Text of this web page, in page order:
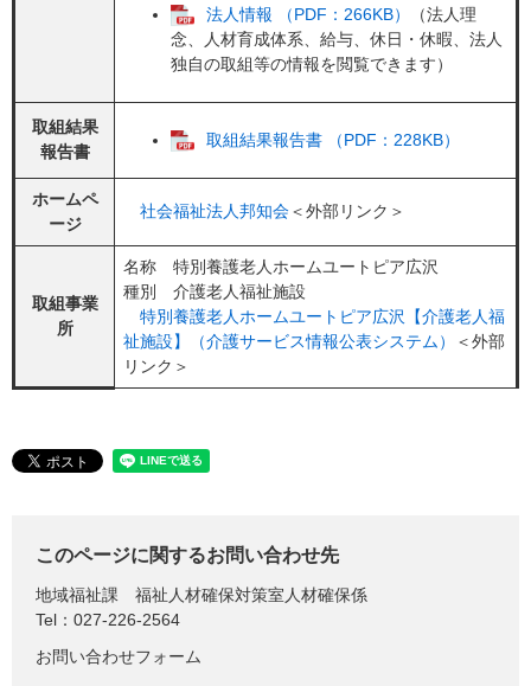
法人情報 （PDF：266KB）
（法人理
念、人材育成体系、給与、休日・休暇、法人
独自の取組等の情報を閲覧できます）
取組結果
報告書
取組結果報告書 （PDF：228KB）
ホームペ
ージ
社会福祉法人邦知会＜外部リンク＞
取組事業
所
名称 特別養護老人ホームユートピア広沢
種別 介護老人福祉施設
特別養護老人ホームユートピア広沢【介護老人福
祉施設​】（介護サービス情報公表システム）
＜外部
リンク＞
このページに関するお問い合わせ先
地域福祉課
福祉人材確保対策室人材確保係
Tel：027-226-2564
お問い合わせフォーム